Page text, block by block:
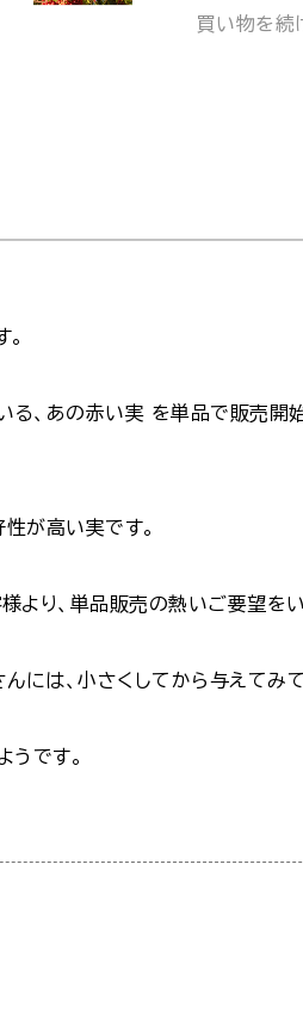
買い物を続
る、あの赤い実 を単品で販売開
性が高い実です。
り、単品販売の熱いご要望を
には、小さくしてから与えてみて
うです。